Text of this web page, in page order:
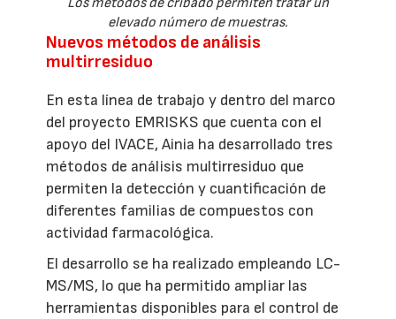
elevado número de muestras.
Nuevos métodos de análisis
multirresiduo
En esta línea de trabajo y dentro del marco
del proyecto EMRISKS que cuenta con el
apoyo del IVACE, Ainia ha desarrollado tres
métodos de análisis multirresiduo que
permiten la detección y cuantificación de
diferentes familias de compuestos con
actividad farmacológica.
El desarrollo se ha realizado empleando LC-
MS/MS, lo que ha permitido ampliar las
herramientas disponibles para el control de